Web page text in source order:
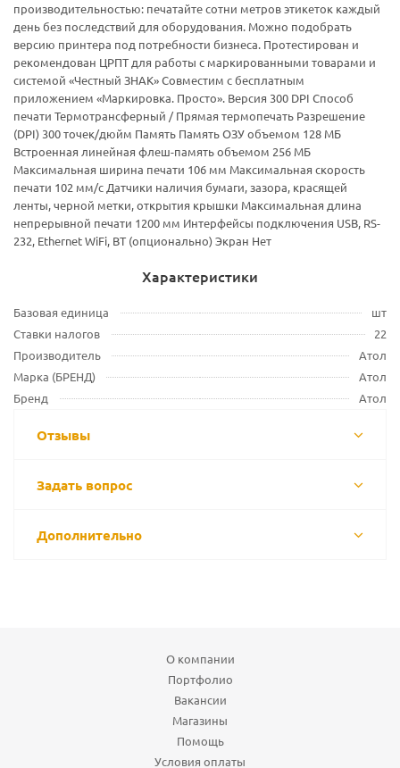
производительностью: печатайте сотни метров этикеток каждый
день без последствий для оборудования. Можно подобрать
версию принтера под потребности бизнеса. Протестирован и
рекомендован ЦРПТ для работы с маркированными товарами и
системой «Честный ЗНАК» Совместим с бесплатным
приложением «Маркировка. Просто». Версия 300 DPI Способ
печати Термотрансферный / Прямая термопечать Разрешение
(DPI) 300 точек/дюйм Память Память ОЗУ объемом 128 МБ
Встроенная линейная флеш-память объемом 256 МБ
Максимальная ширина печати 106 мм Максимальная скорость
печати 102 мм/с Датчики наличия бумаги, зазора, красящей
ленты, черной метки, открытия крышки Максимальная длина
непрерывной печати 1200 мм Интерфейсы подключения USB, RS-
232, Ethernet WiFi, BT (опционально) Экран Нет
Характеристики
Базовая единица
шт
Ставки налогов
22
Производитель
Атол
Марка (БРЕНД)
Атол
Бренд
Атол
Отзывы
Задать вопрос
Дополнительно
О компании
Портфолио
Вакансии
Магазины
Помощь
Условия оплаты